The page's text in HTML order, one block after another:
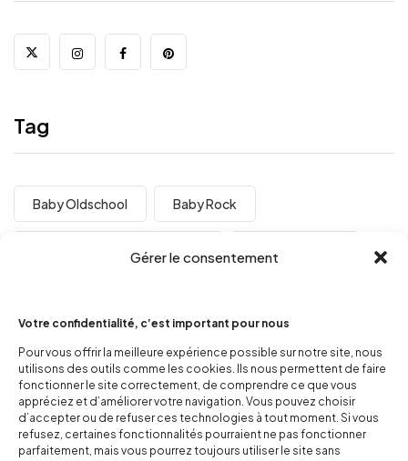
Gérer le consentement
Votre confidentialité, c’est important pour nous
Pour vous offrir la meilleure expérience possible sur notre site, nous
utilisons des outils comme les cookies. Ils nous permettent de faire
fonctionner le site correctement, de comprendre ce que vous
appréciez et d’améliorer votre navigation. Vous pouvez choisir
d’accepter ou de refuser ces technologies à tout moment. Si vous
refusez, certaines fonctionnalités pourraient ne pas fonctionner
parfaitement, mais vous pourrez toujours utiliser le site sans
Tag
Baby Oldschool Baby Rock
Baby Rockcadeau Naissance
Code Reduction Popnbaby Concours Photo
Concours Popnbaby Fringues Rock Bébé